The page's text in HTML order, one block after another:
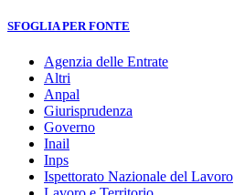
SFOGLIA PER FONTE
Agenzia delle Entrate
Altri
Anpal
Giurisprudenza
Governo
Inail
Inps
Ispettorato Nazionale del Lavoro